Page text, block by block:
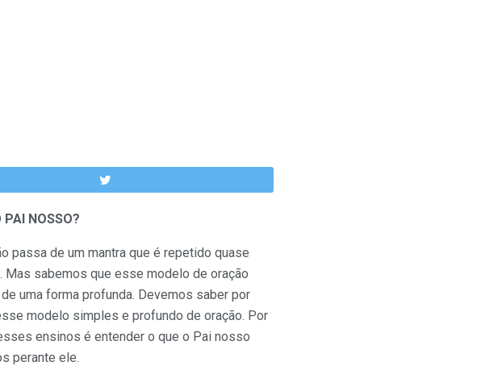
PAI NOSSO?
passa de um mantra que é repetido quase
sabemos que esse modelo de oração
uma forma profunda. Devemos saber por
modelo simples e profundo de oração. Por
ensinos é entender o que o Pai nosso
perante ele.